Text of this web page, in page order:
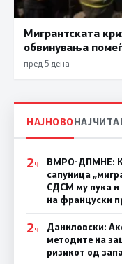
Мигрантската
обвинувања
пред 5 дена
НАЈНОВО
2Ч
ВМРО-ДПМНЕ:
сапуница
СДСМ му пука и
на француски
2Ч
Даниловски:
методите на
ризикот од